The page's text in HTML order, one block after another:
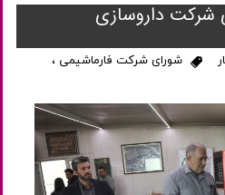
شرکت داروسازی
شورای شرکت فارماشیمی ،